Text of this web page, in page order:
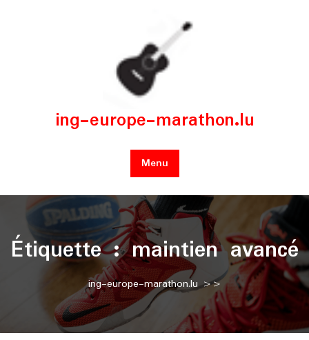
ing-europe-marathon.lu
Menu
Étiquette :maintien avancé
ing-europe-marathon.lu>>